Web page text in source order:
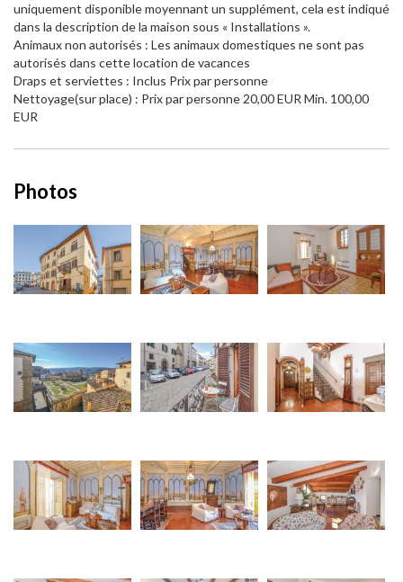
uniquement disponible moyennant un supplément, cela est indiqué
dans la description de la maison sous « Installations ».
Animaux non autorisés : Les animaux domestiques ne sont pas
autorisés dans cette location de vacances
Draps et serviettes : Inclus Prix par personne
Nettoyage(sur place) : Prix par personne 20,00 EUR Min. 100,00
EUR
Photos